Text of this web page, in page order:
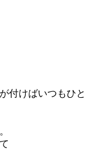
付けばいつもひと